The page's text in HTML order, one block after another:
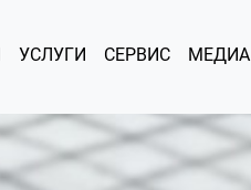
УСЛУГИ СЕРВИС МЕДИА